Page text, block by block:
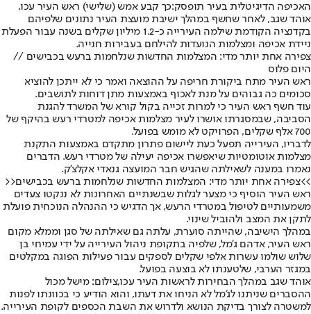
האכיפה הדיגיטלית בעיר תופסק:כך קבע אמש (שלישי) ראש העיר עכו,
אוהד שגב, לאחר שחשף במהלך ישיבת מועצת העיר נתונים שלפיהם
בקדנציה הקודמת שילמה העירייה כ-1.2 מיליון שקלים בשנה עבור הפעלת
ניידת אכיפה ומצלמות הנועדות להילחם בעבירות חנייה.
צפירה אחת יותר מדי: המצלמות החדשות שנלחמות ברעש בכבישים //
היום פלוס
ראש העיר מתח ביקורת חריפה על ההוצאה ואמר כי לא ייתכן להוציא
סכומים כה גבוהים על מנת לאכוף באמצעות מתן דוחות לתושבים.
עוד חשף ראש העיר כי למרות זכייה בקול קורא של המשרד להגנת
הסביבה, שבמסגרתו אושרו לעיר מצלמות אכיפה למטרדי רעש בהיקף של
700 אלף שקלים, הפרויקט לא מומש בפועל.
לדבריו, העירייה תפעל כעת ליישום פתרון מתקדם באמצעות התקנת
מצלמות אוטומטיות שיאפשרו אכיפה יעילה של מטרדי רעש. הדברים
נאמרו במענה לשאילתה שהגיש חבר המועצה גנאדי אקלצ'ק.
>>צפירה אחת יותר מדי: המצלמות החדשות שנלחמות ברעש בכבישים<<
ראש העיר הוסיף כי מצער לגלות שבשנתיים האחרונות לא ננקטו צעדים
משמעותיים לטיפול במטרדי הרעש, אך הדגיש כי ההנהלה הנוכחית פועלת
לתקן את המצב ולהוביל שינוי.
במהלך הישיבה, שהייתה סוערת, עלתה גם שאילתה של סגן וממלא מקום
ראש העיר, אדהם ג'מל, שלפיה בתקופת ניהול העירייה על ידי עמיחי בן
שלוש שולמו עשרות אלפי שקלים לספקים עבור פעילות הפוגה במקלטים
במגזר הערבי, שלטענתו לא בוצעה בפועל.
אוהד שגב במהלך הבחירות לראשות העיר עכו,צילום: מישל מכול
ההסברים שניתנו לג'מל לא הניחו את דעתו, והוא הודיע כי בכוונתו לפנות
למשטרה לצורך בדיקת הנושא ולדרוש את השבת הכספים לקופת העירייה.